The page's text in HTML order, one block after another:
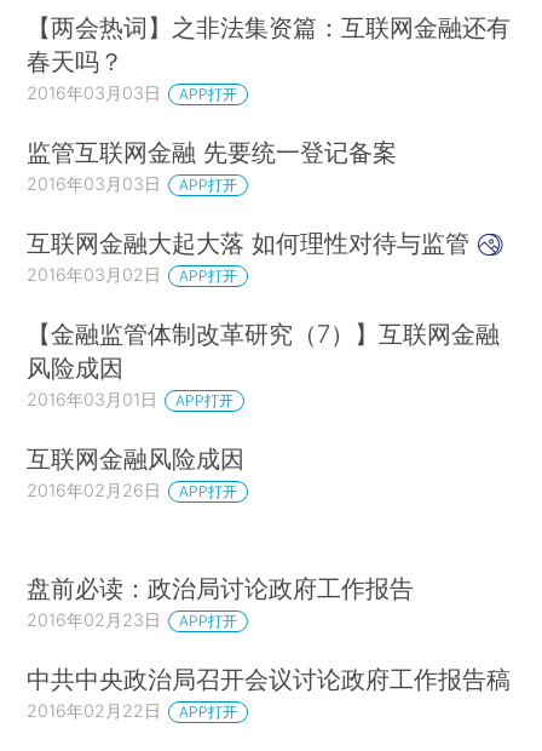
【两会热词】之非法集资篇：互联网金融还有
春天吗？
2016年03月03日 APP打开
监管互联网金融 先要统一登记备案
2016年03月03日 APP打开
互联网金融大起大落 如何理性对待与监管
2016年03月02日 APP打开
【金融监管体制改革研究（7）】互联网金融
风险成因
2016年03月01日 APP打开
互联网金融风险成因
2016年02月26日 APP打开
盘前必读：政治局讨论政府工作报告
2016年02月23日 APP打开
中共中央政治局召开会议讨论政府工作报告稿
2016年02月22日 APP打开